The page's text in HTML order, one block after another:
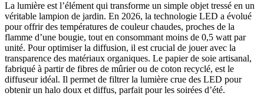
La lumière est l’élément qui transforme un simple objet tressé en un
véritable lampion de jardin. En 2026, la technologie LED a évolué
pour offrir des températures de couleur chaudes, proches de la
flamme d’une bougie, tout en consommant moins de 0,5 watt par
unité. Pour optimiser la diffusion, il est crucial de jouer avec la
transparence des matériaux organiques. Le papier de soie artisanal,
fabriqué à partir de fibres de mûrier ou de coton recyclé, est le
diffuseur idéal. Il permet de filtrer la lumière crue des LED pour
obtenir un halo doux et diffus, parfait pour les soirées d’été.